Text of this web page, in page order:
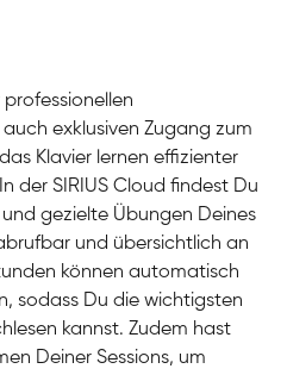
professionellen
exklusiven Zugang zum
Klavier lernen effizienter
der SIRIUS Cloud findest Du
gezielte Übungen Deines
und übersichtlich an
können automatisch
sodass Du die wichtigsten
kannst. Zudem hast
Deiner Sessions, um